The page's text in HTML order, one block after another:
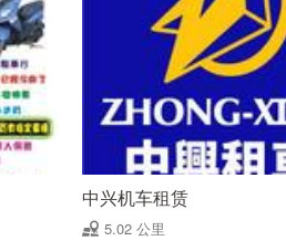
中兴机车租赁
5.02 公里